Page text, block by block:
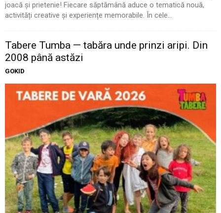
joacă și prietenie! Fiecare săptămână aduce o tematică nouă,
activități creative și experiențe memorabile. În cele...
Tabere Tumba — tabăra unde prinzi aripi. Din
2008 până astăzi
GOKID